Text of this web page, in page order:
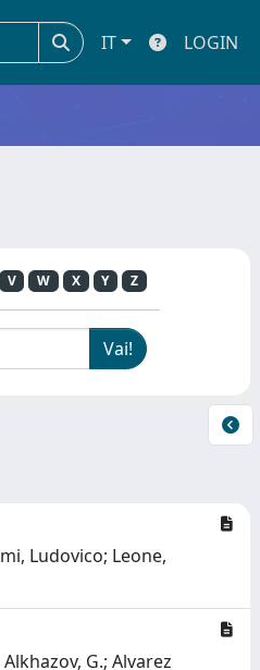
IT LOGIN
V W X Y Z
Ludovico; Leone,
Schmelzer, T.; Schmidt, B.; Schneider, O.; Schopper, A.; Schubert, K.; Schubiger, M.; Schune, M. -H.; Schwemmer, R.; Sciascia, B.; Sciubba, A.; Semennikov, A.; Sergi, A.; Serra, N.; Serrano, J.; Sestini, L.; Seyfert, P.; Shapkin, M.; Shapoval, I.; Shcheglov, Y.; Shears, T.; Shekhtman, L.; Shevchenko, V.; Shires, A.; Siddi, B. G.; Silva Coutinho, R.; De Oliveira, L. S.; Simi, G.; Simone, S.; Sirendi, M.; Skidmore, N.; Skwarnicki, T.; Smith, E.; Smith, I. T.; Smith, J.; Smith, M.; Snoek, H.; Sokoloff, M. D.; Soler, F. J. P.; De Paula, B. S.; Spaan, B.; Spradlin, P.; Sridharan, S.; Stagni, F.; Stahl, M.; Stahl, S.; Stefko, P.; Stefkova, S.; Steinkamp, O.; Stemmle, S.; Stenyakin, O.; Stevenson, S.; Stoica, S.; Stone, S.; Storaci, B.; Stracka, S.; Straticiuc, M.; Straumann, U.; Sun, L.; Sutcliffe, W.; Swientek, K.; Syropoulos, V.; Szczekowski, M.; Szumlak, T.; T'Jampens, S.; Tayduganov, A.; Tekampe, T.; Tellarini, G.; Teubert, F.; Thomas, E.; Van Tilburg, J.; Tilley, M. J.; Tisserand, V.; Tobin, M.; Tolk, S.; Tomassetti, L.; Tonelli, D.; Topp-Joergensen, S.; Toriello, F.; Tournefier, E.; Tourneur, S.; Trabelsi, K.; Traill, M.; Tran, M. T.; Tresch, M.; Trisovic, A.; Tsaregorodtsev, A.; Tsopelas, P.; Tully, A.; Tuning, N.; Ukleja, A.; Ustyuzhanin, A.; Uwer, U.; Vacca, C.; Vagnoni, V.; Valassi, A.; Valat, S.; Valenti, G.; Vallier, A.; Vazquez Gomez, R.; Vazquez Regueiro, P.; Vecchi, S.; Van Veghel, M.; Velthuis, J. J.; Veltri, M.; Veneziano, G.; Venkateswaran, A.; Vernet, M.; Vesterinen, M.; Viaud, B.; Vieira, D.; Vieites Diaz, M.; Vilasis-Cardona, X.; Volkov, V.; Vollhardt, A.; Voneki, B.; Vorobyev, A.; Vorobyev, V.; Voss, C.; De Vries, J. A.; Vazquez